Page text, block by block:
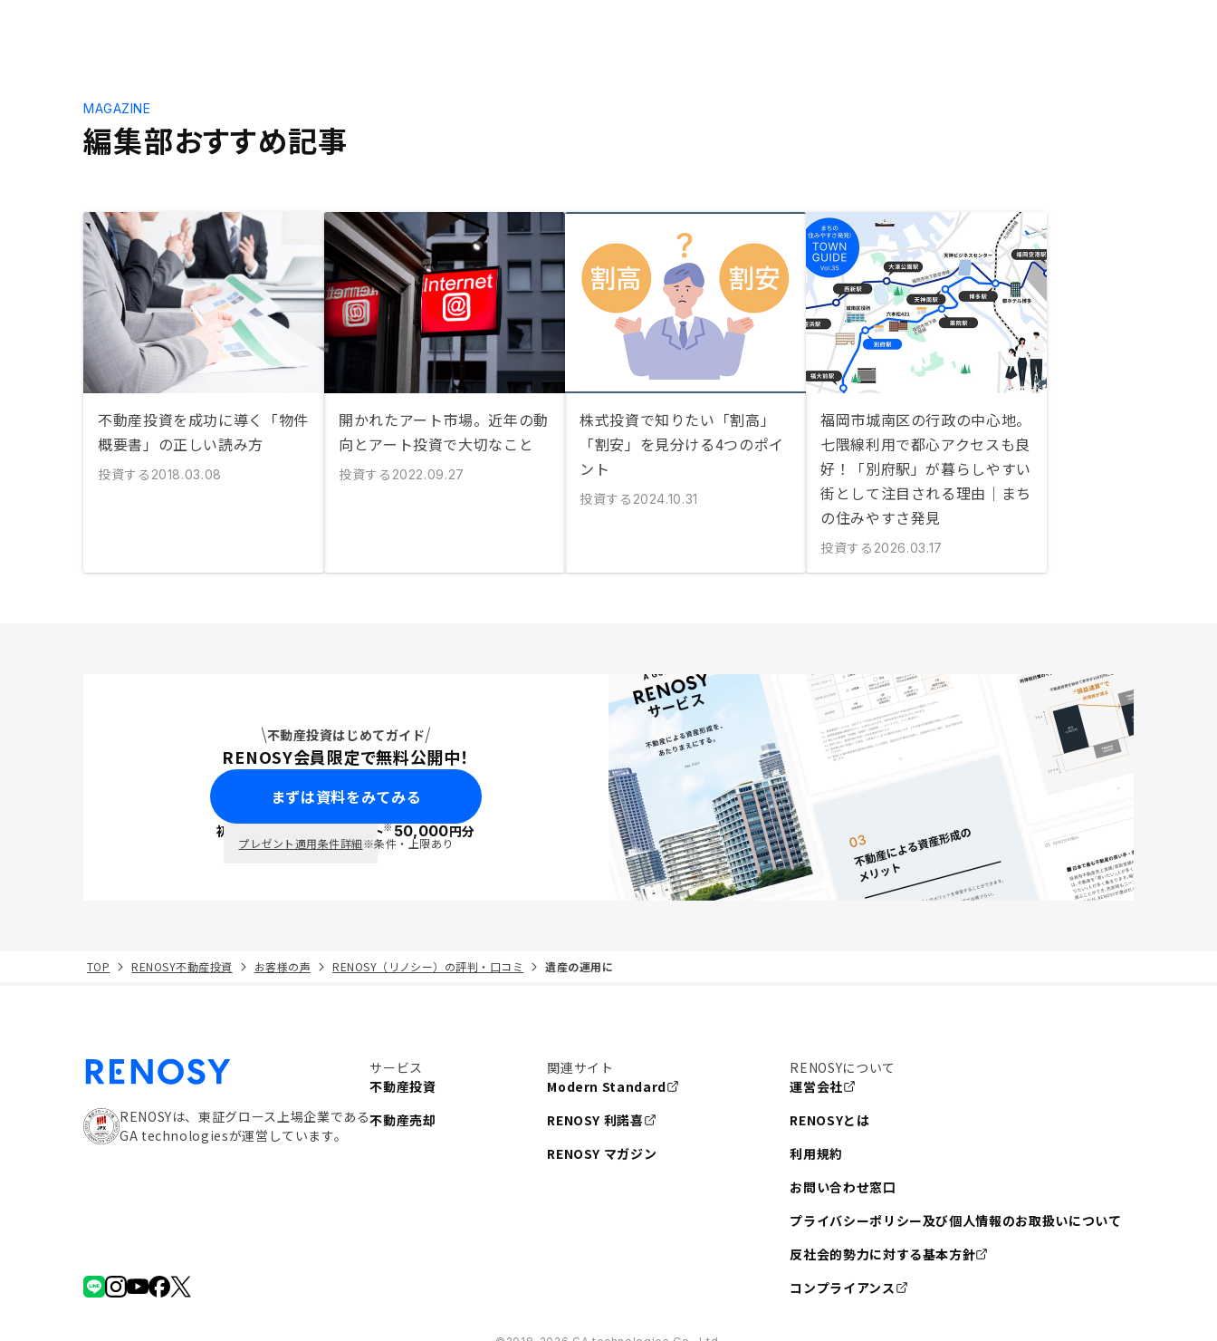
編集部おすすめ記事
MAGAZINE
不動産投資を成功に導く「物件
概要書」の正しい読み方
投資する 2018.03.08
開かれたアート市場。近年の動
向とアート投資で大切なこと
投資する 2022.09.27
株式投資で知りたい「割高」
「割安」を見分ける4つのポイ
ント
投資する 2024.10.31
福岡市城南区の行政の中心地。
七隈線利用で都心アクセスも良
好！「別府駅」が暮らしやすい
街として注目される理由｜まち
の住みやすさ発見
投資する 2026.03.17
不動産投資はじめてガイド
RENOSY会員限定で無料公開中！
まずは資料をみてみる
初回面談で ポイント※50,000円分
プレゼント適用条件詳細※条件・上限あり
TOP RENOSY不動産投資 お客様の声 RENOSY（リノシー）の評判・口コミ 遺産の運用に
RENOSYは、東証グロース上場企業である
GA technologiesが運営しています。
サービス
不動産投資
不動産売却
関連サイト
Modern Standard
RENOSY 利諾喜
RENOSY マガジン
RENOSYについて
運営会社
RENOSYとは
利用規約
お問い合わせ窓口
プライバシーポリシー及び個人情報のお取扱いについて
反社会的勢力に対する基本方針
コンプライアンス